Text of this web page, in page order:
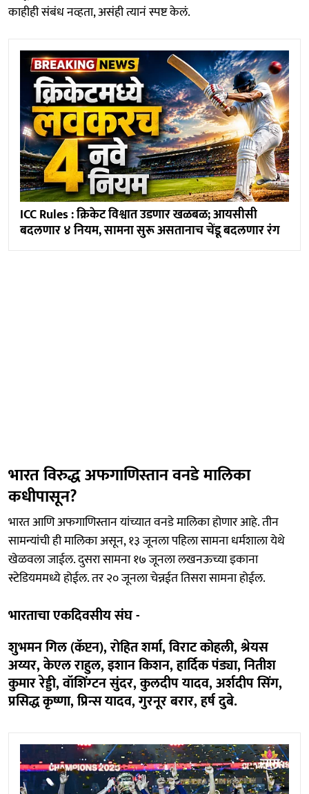
काहीही संबंध नव्हता, असंही त्यानं स्पष्ट केलं.
ICC Rules : क्रिकेट विश्वात उडणार खळबळ; आयसीसी
बदलणार ४ नियम, सामना सुरू असतानाच चेंडू बदलणार रंग
भारत विरुद्ध अफगाणिस्तान वनडे मालिका
कधीपासून?
भारत आणि अफगाणिस्तान यांच्यात वनडे मालिका होणार आहे. तीन
सामन्यांची ही मालिका असून, १३ जूनला पहिला सामना धर्मशाला येथे
खेळवला जाईल. दुसरा सामना १७ जूनला लखनऊच्या इकाना
स्टेडियममध्ये होईल. तर २० जूनला चेन्नईत तिसरा सामना होईल.
भारताचा एकदिवसीय संघ -
शुभमन गिल (कॅप्टन), रोहित शर्मा, विराट कोहली, श्रेयस
अय्यर, केएल राहुल, इशान किशन, हार्दिक पंड्या, नितीश
कुमार रेड्डी, वॉशिंग्टन सुंदर, कुलदीप यादव, अर्शदीप सिंग,
प्रसिद्ध कृष्णा, प्रिन्स यादव, गुरनूर बरार, हर्ष दुबे.